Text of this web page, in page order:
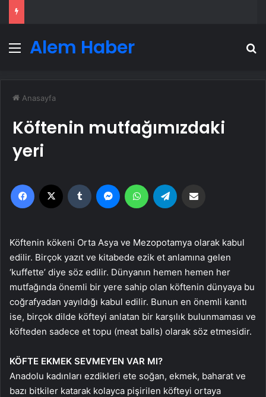
MenüAlem Haber
Anasayfa
Köftenin mutfağımızdaki
yeri
Facebook Tumblr MessengerWhatsApp
Köftenin kökeni Orta Asya ve Mezopotamya olarak kabul
edilir. Birçok yazıt ve kitabede ezik et anlamına gelen
‘kuffette’ diye söz edilir. Dünyanın hemen hemen her
mutfağında önemli bir yere sahip olan köftenin dünyaya bu
coğrafyadan yayıldığı kabul edilir. Bunun en önemli kanıtı
ise, birçok dilde köfteyi anlatan bir karşılık bulunmaması ve
köfteden sadece et topu (meat balls) olarak söz etmesidir.
KÖFTE EKMEK SEVMEYEN VAR MI?
Anadolu kadınları ezdikleri ete soğan, ekmek, baharat ve
bazı bitkiler katarak kolayca pişirilen köfteyi ortaya